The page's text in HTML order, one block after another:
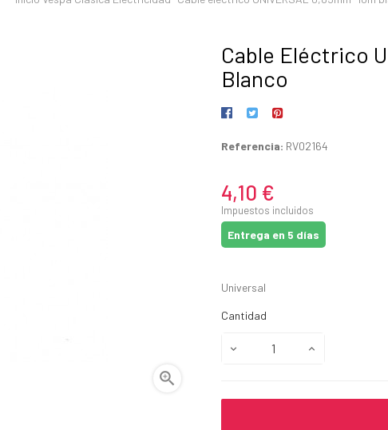

Cable Eléctrico
Blanco
Referencia: RV02164
4,10 €
Impuestos incluidos
Entrega en 5 días
Universal
Cantidad